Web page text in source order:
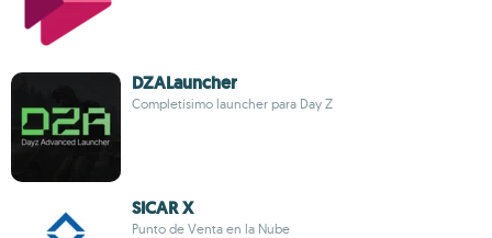
DZALauncher
Completísimo launcher para Day Z
SICAR X
Punto de Venta en la Nube